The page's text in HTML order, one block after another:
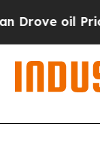
Prices